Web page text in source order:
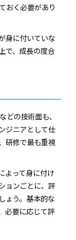
おく必要があり
身に付いていな
で、成長の度合
の技術面も、
ジニアとして仕
研修で最も重視
よって身に付け
ョンごとに、評
ょう。基本的な
必要に応じて評